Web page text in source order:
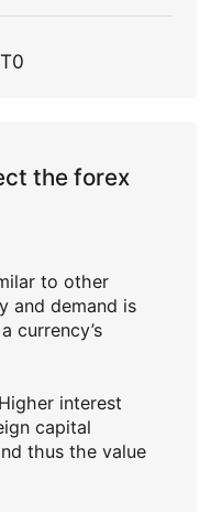
the forex
to other
and demand is
currency’s
Higher interest
capital
thus the value